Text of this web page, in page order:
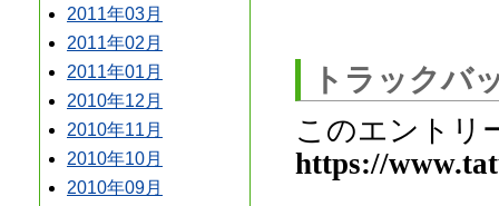
2011年03月
2011年02月
2011年01月
2010年12月
2010年11月
2010年10月
2010年09月
トラックバ
このエントリ
https://